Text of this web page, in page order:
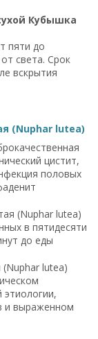
Кубышка
пяти до
света. Срок
вскрытия
(Nuphar lutea)
цистит,
половых
(Nuphar lutea)
в пятидесяти
до еды
lutea)
этиологии,
и выраженном